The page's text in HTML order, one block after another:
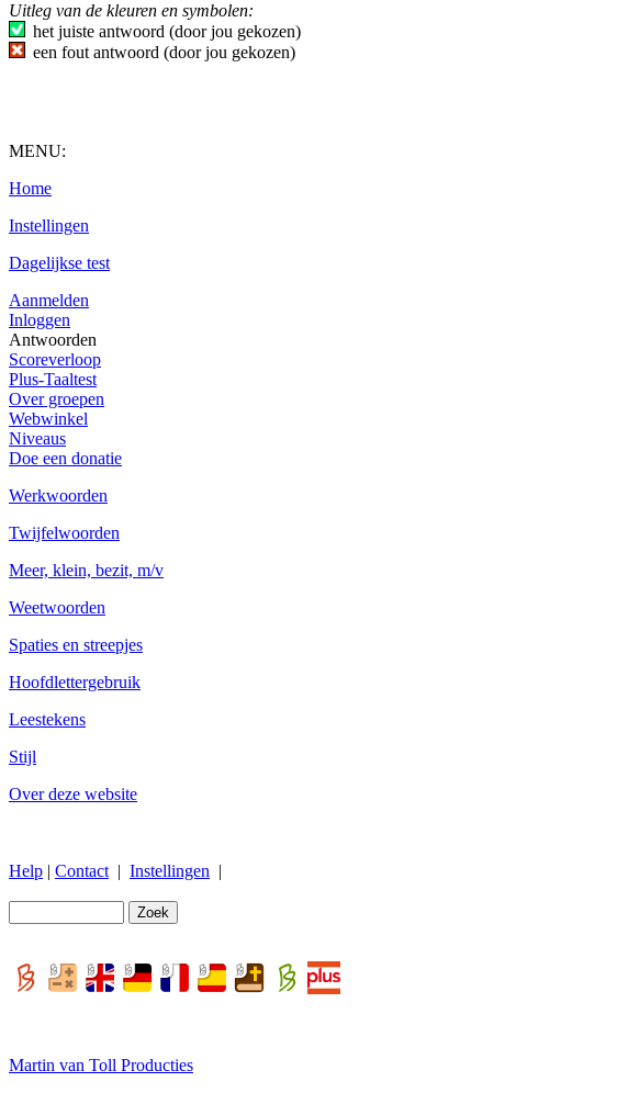
Uitleg van de kleuren en symbolen:
het juiste antwoord (door jou gekozen)
een fout antwoord (door jou gekozen)
MENU:
Home
Instellingen
Dagelijkse test
Aanmelden
Inloggen
Antwoorden
Scoreverloop
Plus-Taaltest
Over groepen
Webwinkel
Niveaus
Doe een donatie
Werkwoorden
Twijfelwoorden
Meer, klein, bezit, m/v
Weetwoorden
Spaties en streepjes
Hoofdlettergebruik
Leestekens
Stijl
Over deze website
Help | Contact | Instellingen |
Martin van Toll Producties